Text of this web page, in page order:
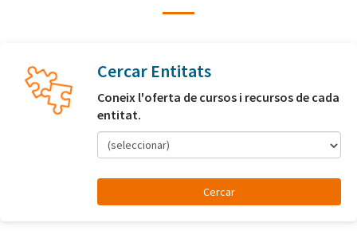
Cercar Entitats
Coneix l'oferta de cursos i recursos de cada
entitat.
(seleccionar)